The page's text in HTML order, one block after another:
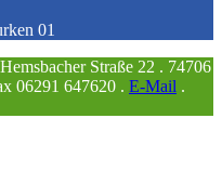
Straße 22 . 74706
06291 647620 . E-Mail .